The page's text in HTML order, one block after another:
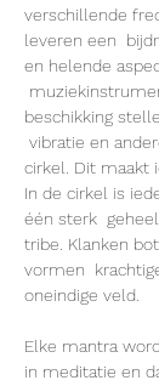
verschillende
leveren een
en helende
beschikking
vibratie en
cirkel. Dit maakt
In de cirkel is
één sterk
tribe. Klanken
vormen
oneindige veld.
Elke mantra
in meditatie en